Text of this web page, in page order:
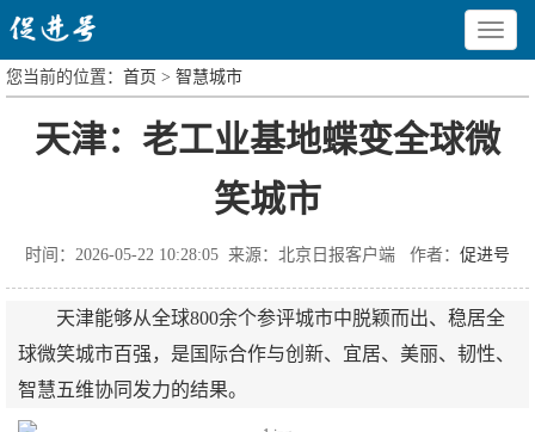
Toggle
您当前的位置： 首页 > 智慧城市
天津：老工业基地蝶变全球微
笑城市
时间：2026-05-22 10:28:05 来源：北京日报客户端 作者： 促进号
天津能够从全球800余个参评城市中脱颖而出、稳居全
球微笑城市百强，是国际合作与创新、宜居、美丽、韧性、
智慧五维协同发力的结果。